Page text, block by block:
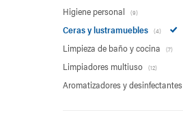
Higiene personal (9)
Ceras y lustramuebles (4)
Limpieza de baño y cocina (7)
Limpiadores multiuso (12)
Aromatizadores y desinfectantes